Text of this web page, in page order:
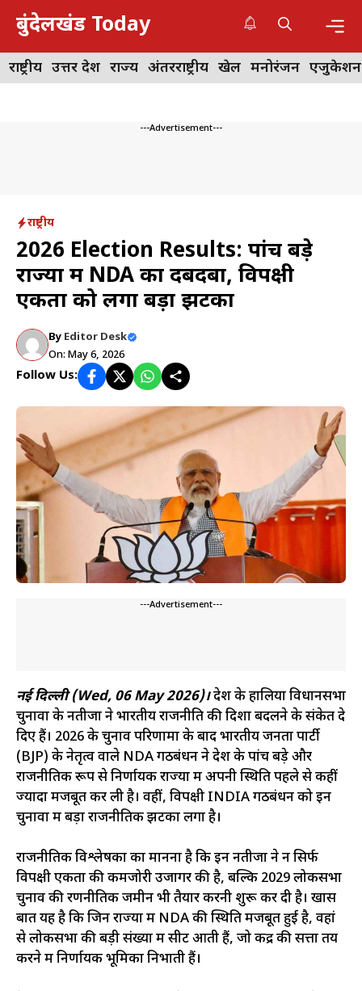
Skip
content
बुंदेलखंड Today
राष्ट्रीय उत्तर प्रदेश राज्य अंतरराष्ट्रीय खेल मनोरंजन एजुकेशन
---Advertisement---
राष्ट्रीय
2026 Election Results: पांच बड़े
राज्यों में NDA का दबदबा, विपक्षी
एकता को लगा बड़ा झटका
By Editor Desk
On: May 6, 2026
Follow Us:
---Advertisement---
नई दिल्ली (Wed, 06 May 2026)।देश के हालिया विधानसभा
चुनावों के नतीजों ने भारतीय राजनीति की दिशा बदलने के संकेत दे
दिए हैं। 2026 के चुनाव परिणामों के बाद भारतीय जनता पार्टी
(BJP) के नेतृत्व वाले NDA गठबंधन ने देश के पांच बड़े और
राजनीतिक रूप से निर्णायक राज्यों में अपनी स्थिति पहले से कहीं
ज्यादा मजबूत कर ली है। वहीं, विपक्षी INDIA गठबंधन को इन
चुनावों में बड़ा राजनीतिक झटका लगा है।
राजनीतिक विश्लेषकों का मानना है कि इन नतीजों ने न सिर्फ
विपक्षी एकता की कमजोरी उजागर की है, बल्कि 2029 लोकसभा
चुनाव की रणनीतिक जमीन भी तैयार करनी शुरू कर दी है। खास
बात यह है कि जिन राज्यों में NDA की स्थिति मजबूत हुई है, वहां
से लोकसभा की बड़ी संख्या में सीटें आती हैं, जो केंद्र की सत्ता तय
करने में निर्णायक भूमिका निभाती हैं।